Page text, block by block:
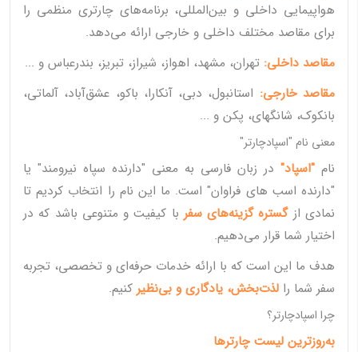
هواپیمایی داخلی و بین‌المللی، برنامه‌های چارتری منظمی را
برای مقاصد مختلف داخلی و خارجی ارائه می‌دهد.
مقاصد داخلی: تهران، مشهد، اهواز، شیراز، تبریز، بندرعباس و ...
مقاصد خارجی: استانبول، دبی، آنکارا، باکو، عشق‌آباد، آلماتی،
بانکوک، شانگهای، پکن و ...
معنی نام "اسپادچارتر"
نام "اسپاد" در زبان فارسی به معنی "دارنده سپاه نیرومند" یا
"دارنده اسب های فراوان" است. ما این نام را انتخاب کردیم تا
نمادی ازگستره گزینه‌های سفر با کیفیت و متنوعی باشد که در
اختیار شما قرار می‌دهیم.
هدف ما این است که با ارائه خدمات حرفه‌ای و تخصصی، تجربه
سفر شما را لذت‌بخش، یادگاری و بی‌نظیر کنیم.
چرا اسپادچارتر؟
به‌روزترین لیست چارترها